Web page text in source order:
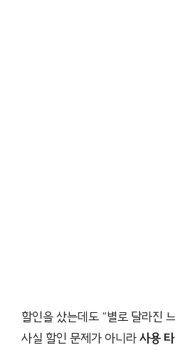
할인을 샀는데도 “별로 달라진
사실 할인 문제가 아니라사용